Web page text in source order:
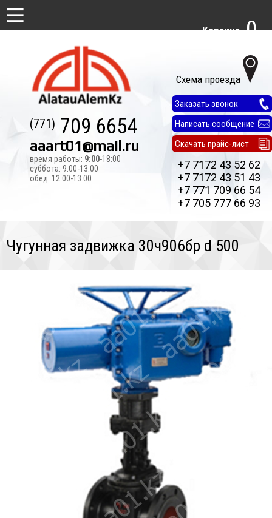
Схема проезда
(771) 709 6654
aaart01@mail.ru
время работы: 9:00-18:00
суббота: 9.00-13.00
обед: 12.00-13.00
Заказать звонок
Написать сообщение
Скачать прайс-лист
+7 7172 43 52 62
+7 7172 43 51 43
+7 771 709 66 54
+7 705 777 66 93
Корзина 0
Чугунная задвижка 30ч906бр d 500